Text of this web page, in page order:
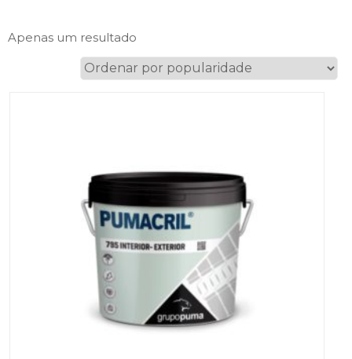
Apenas um resultado